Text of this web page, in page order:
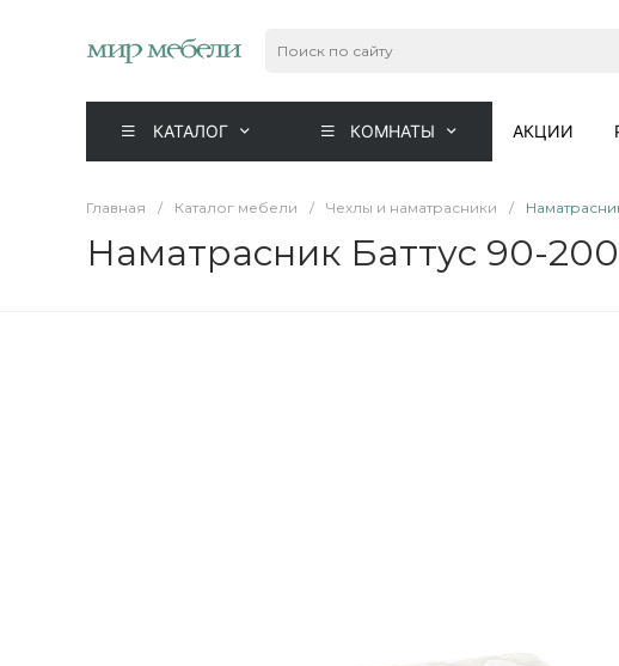
КАТАЛОГ КОМНАТЫ АКЦИИ
Главная / Каталог мебели / Чехлы и наматрасники /
Наматрасник Баттус 90-200